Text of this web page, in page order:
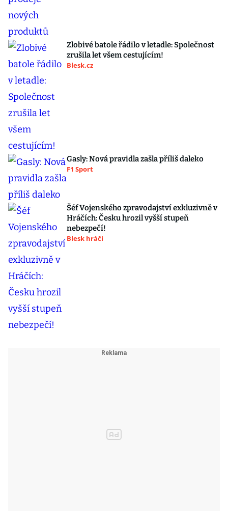
Zlobivé batole řádilo v letadle: Společnost
zrušila let všem cestujícím!
Blesk.cz
Gasly: Nová pravidla zašla příliš daleko
F1 Sport
Šéf Vojenského zpravodajství exkluzivně v
Hráčích: Česku hrozil vyšší stupeň
nebezpečí!
Blesk hráči